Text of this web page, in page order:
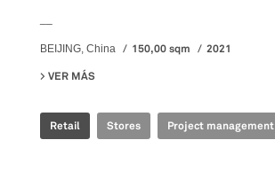
BEIJING, China 150,00 sqm
2021
VER MÁS
Retail Stores Project management